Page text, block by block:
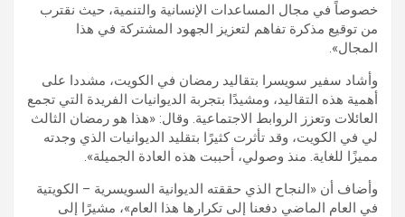
خصوصاً في مجال المساعدات الإنسانية والتنمية، حيث نقترب
من توقيع مذكرة تفاهم لتعزيز الجهود المشتركة في هذا
المجال».
وأشاد سفير سويسرا بتقاليد رمضان في الكويت، مشددا على
أهمية هذه التقاليد، ومشيدًا بتجربة الديوانيات الفريدة التي تجمع
العائلات وتعزز الروابط الاجتماعية. وقال: «هذا هو رمضان الثالث
لي في الكويت، وقد تأثرت كثيرًا بتقليد الديوانيات الذي وجدته
مميزًا للغاية. منذ وصولي، أحببت هذه العادة الجميلة».
وأضاف أن «النجاح الذي حققته الديوانية السويسرية – الكويتية
في العام الماضي دفعنا إلى تكرارها هذا العام»، مشيرًا إلى